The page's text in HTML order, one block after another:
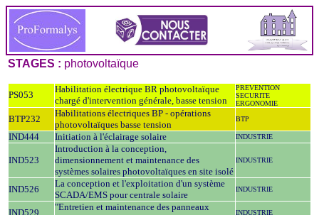
STAGES : photovoltaïque
PS053
Habilitation électrique BR photovoltaïque
chargé d'intervention générale, basse tension
PREVENTION
SECURITE
ERGONOMIE
BTP232
Habilitations électriques BP - opérations
photovoltaïques basse tension
BTP
IND444 Initiation à l'éclairage solaire INDUSTRIE
IND523
Introduction à la conception,
dimensionnement et maintenance des
systèmes solaires photovoltaïques en site isolé
INDUSTRIE
IND526
La conception et l'exploitation d'un système
SCADA/EMS pour centrale solaire
INDUSTRIE
IND529
"Entretien et maintenance des panneaux
INDUSTRIE